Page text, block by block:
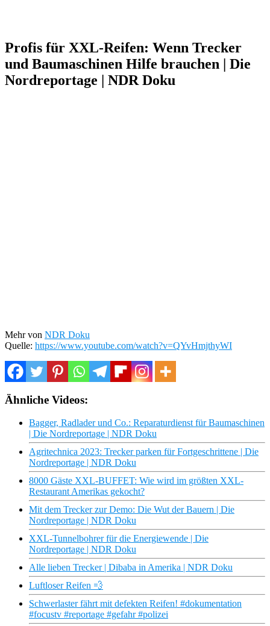
Profis für XXL-Reifen: Wenn Trecker
und Baumaschinen Hilfe brauchen | Die
Nordreportage | NDR Doku
Mehr von NDR Doku
Quelle: https://www.youtube.com/watch?v=QYvHmjthyWI
Ähnliche Videos:
Bagger, Radlader und Co.: Reparaturdienst für Baumaschinen
| Die Nordreportage | NDR Doku
Agritechnica 2023: Trecker parken für Fortgeschrittene | Die
Nordreportage | NDR Doku
8000 Gäste XXL-BUFFET: Wie wird im größten XXL-
Restaurant Amerikas gekocht?
Mit dem Trecker zur Demo: Die Wut der Bauern | Die
Nordreportage | NDR Doku
XXL-Tunnelbohrer für die Energiewende | Die
Nordreportage | NDR Doku
Alle lieben Trecker | Dibaba in Amerika | NDR Doku
Luftloser Reifen 💨
Schwerlaster fährt mit defekten Reifen! #dokumentation
#focustv #reportage #gefahr #polizei